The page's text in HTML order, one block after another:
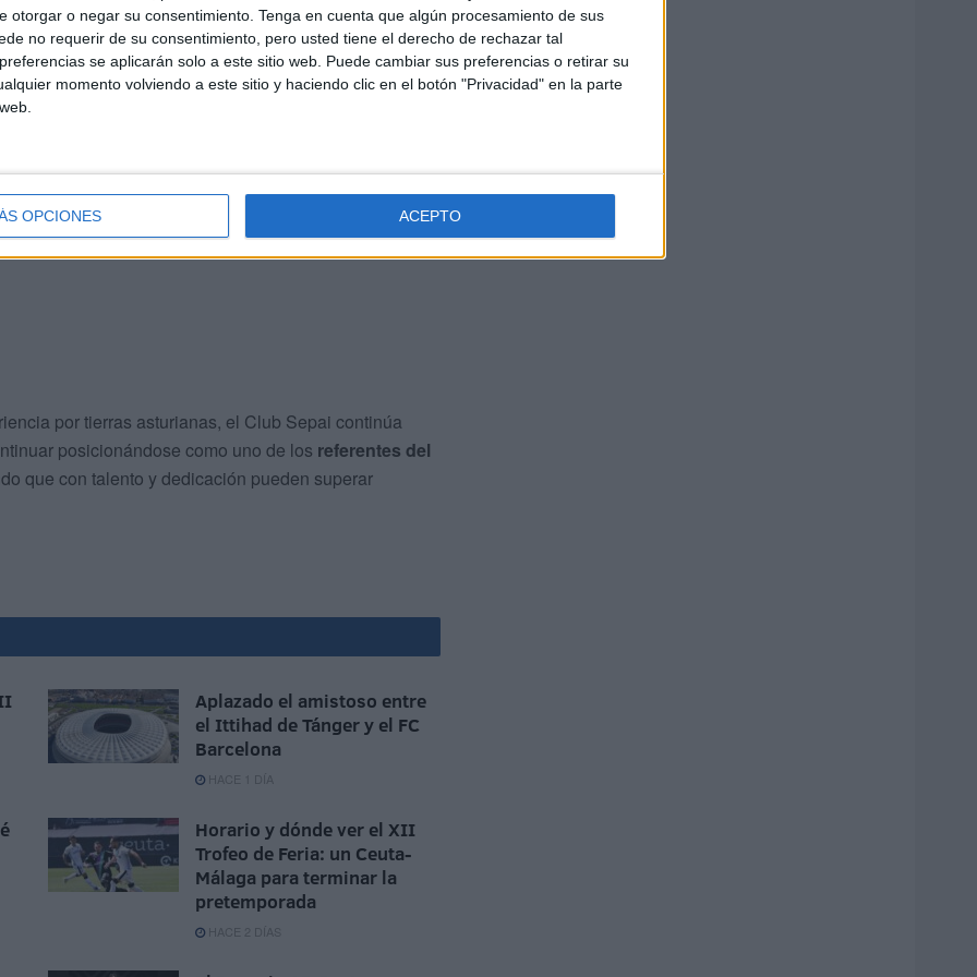
otorgar o negar su consentimiento. Tenga en cuenta que algún procesamiento de sus
no requerir de su consentimiento, pero usted tiene el derecho de rechazar tal
se aplicarán solo a este sitio web. Puede cambiar sus preferencias o retirar su
momento volviendo a este sitio y haciendo clic en el botón "Privacidad" en la parte
OPCIONES ACEPTO
en una competición de máxima exigencia como viene
e internacionales a Ceuta", aseguró
tenemos, estar entre los mejores de España
por tierras asturianas, el Club Sepai continúa
posicionándose como uno de los referentes del
que con talento y dedicación pueden superar
Aplazado el amistoso entre
el Ittihad de Tánger y el FC
Barcelona
HACE 1 DÍA
Horario y dónde ver el XII
Trofeo de Feria: un Ceuta-
Málaga para terminar la
pretemporada
HACE 2 DÍAS